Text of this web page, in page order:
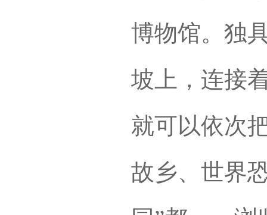
博物馆。独
坡上，连接
就可以依次
故乡、世界